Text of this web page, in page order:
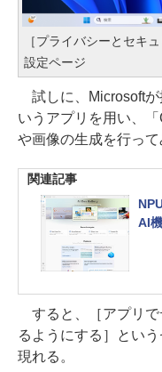
［プライバシーとセキ
設定ページ
試しに、Microsoftが
いうアプリを用い、
や画像の生成を行って
関連記事
AI
すると、［アプリで
るようにする］とい
現れる。